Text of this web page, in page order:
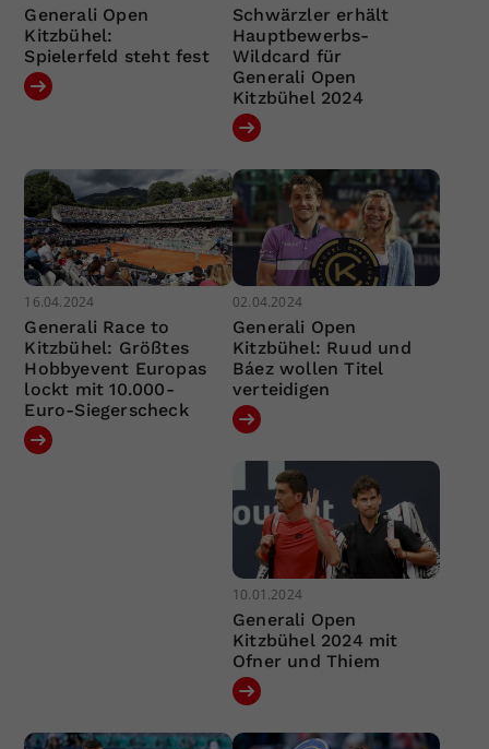
Generali Open
Kitzbühel:
Spielerfeld steht fest
Schwärzler erhält
Hauptbewerbs-
Wildcard für
Generali Open
Kitzbühel 2024
16.04.2024
Generali Race to
Kitzbühel: Größtes
Hobbyevent Europas
lockt mit 10.000-
Euro-Siegerscheck
02.04.2024
Generali Open
Kitzbühel: Ruud und
Báez wollen Titel
verteidigen
10.01.2024
Generali Open
Kitzbühel 2024 mit
Ofner und Thiem